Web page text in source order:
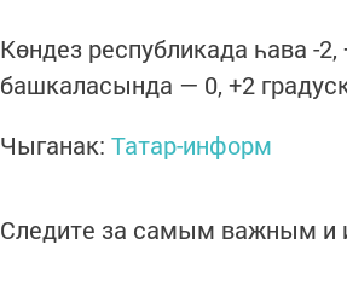
Көндез республикада һава -
башкаласында — 0, +2
Чыганак: Татар-информ
Следите за самым важным и